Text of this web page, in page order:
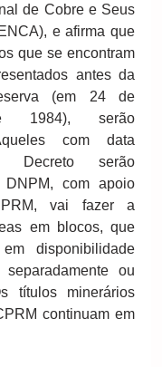
de Cobre e Seus
e afirma que
que se encontram
antes da
(em 24 de
1984), serão
com data
Decreto serão
DNPM, com apoio
vai fazer a
em blocos, que
disponibilidade
ou
títulos minerários
continuam em